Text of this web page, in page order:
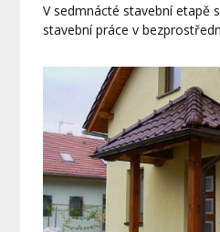
V sedmnácté stavební etapě
stavební práce v